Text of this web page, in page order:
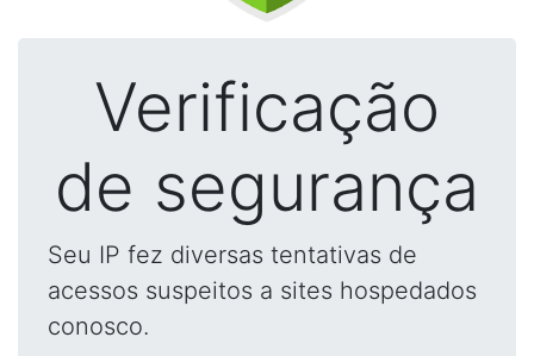
Verificação
de segurança
Seu IP fez diversas tentativas de
acessos suspeitos a sites hospedados
conosco.